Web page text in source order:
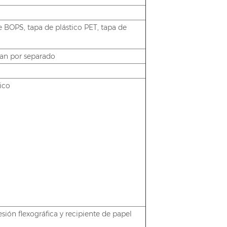
tapa de plástico PET, tapa de
por separado
flexográfica y recipiente de papel